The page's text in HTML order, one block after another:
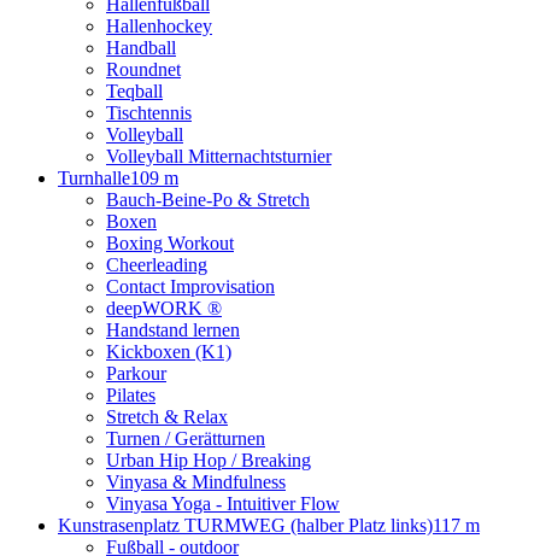
Hallenfußball
Hallenhockey
Handball
Roundnet
Teqball
Tischtennis
Volleyball
Volleyball Mitternachtsturnier
Turnhalle109 m
Bauch-Beine-Po & Stretch
Boxen
Boxing Workout
Cheerleading
Contact Improvisation
deepWORK ®
Handstand lernen
Kickboxen (K1)
Parkour
Pilates
Stretch & Relax
Turnen / Gerätturnen
Urban Hip Hop / Breaking
Vinyasa & Mindfulness
Vinyasa Yoga - Intuitiver Flow
Kunstrasenplatz TURMWEG (halber Platz links)117 m
Fußball - outdoor